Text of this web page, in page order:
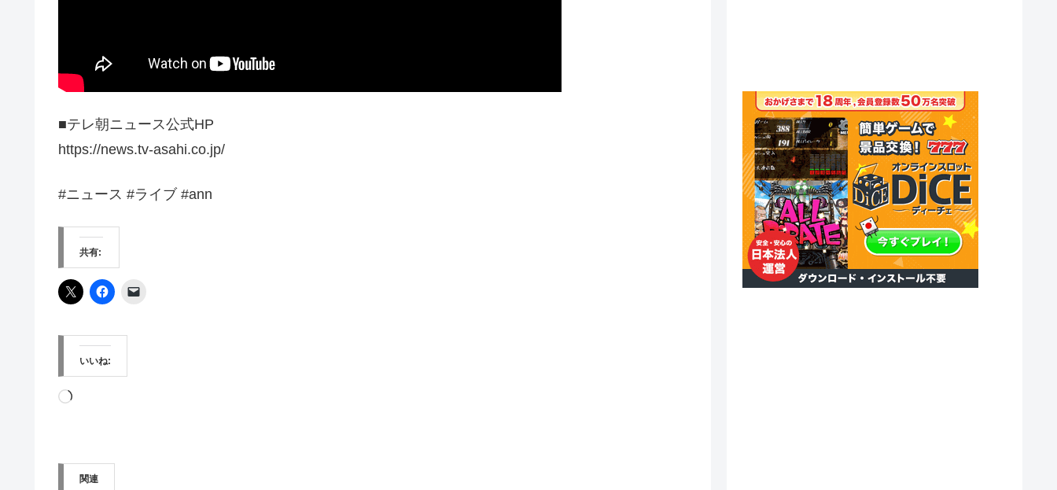
■テレ朝ニュース公式HP
https://news.tv-asahi.co.jp/
#ニュース #ライブ #ann
共有:
いいね:
読
み
関連